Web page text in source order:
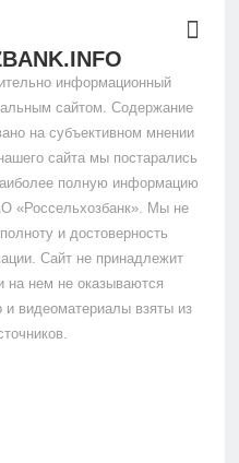
информационный
сайтом. Содержание
на субъективном мнении
сайта мы постарались
полную информацию
«Россельхозбанк». Мы не
и достоверность
Сайт не принадлежит
на нем не оказываются
видеоматериалы взяты из